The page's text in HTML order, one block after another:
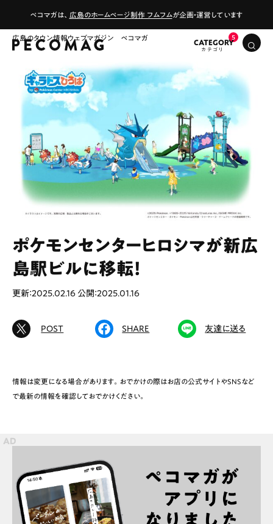
ペコマガは、 広島のホームページ制作 フムフムが企画・運営しています
広島のタウン情報ウェブマガジン ペコマガ
CATEGORY
# カフェ # ランチ
# スイーツ
# 女子旅におすすめ
# 中区 # テイクアウト # コーヒー
# 宮島
Special
Gourmet News
プライバシーポリシー インフォマティブデータポリシー
お問合せ 利用規約
ポケモンセンターヒロシマが新広
島駅ビルに移転！
更新：2025.02.16 公開：2025.01.16
POST SHARE 友達に送る
情報は変更になる場合があります。おでかけの際はお店の公式サイトやSNSなど
で最新の情報を確認しておでかけください。